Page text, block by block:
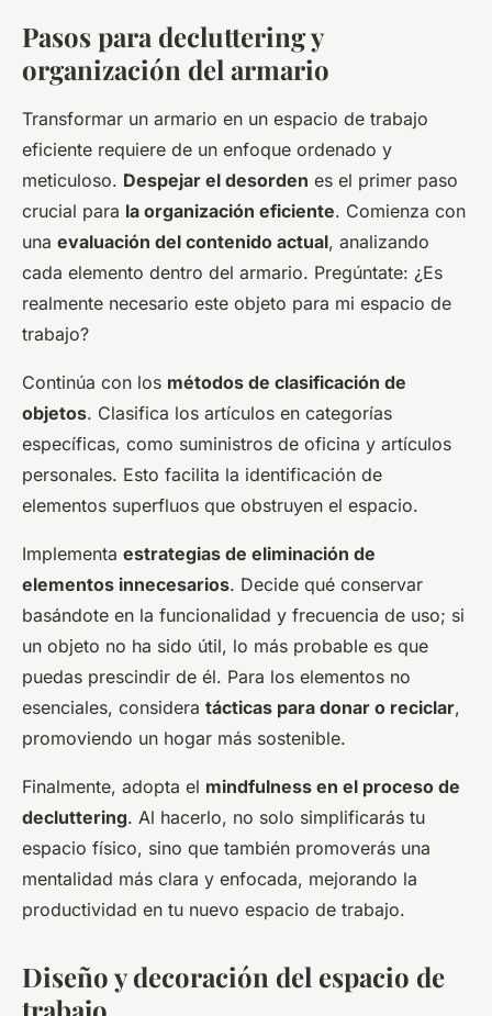
Pasos para decluttering y
organización del armario
Transformar un armario en un espacio de trabajo
eficiente requiere de un enfoque ordenado y
meticuloso. Despejar el desorden es el primer paso
crucial para la organización eficiente. Comienza con
una evaluación del contenido actual, analizando
cada elemento dentro del armario. Pregúntate: ¿Es
realmente necesario este objeto para mi espacio de
trabajo?
Continúa con los métodos de clasificación de
objetos. Clasifica los artículos en categorías
específicas, como suministros de oficina y artículos
personales. Esto facilita la identificación de
elementos superfluos que obstruyen el espacio.
Implementa estrategias de eliminación de
elementos innecesarios. Decide qué conservar
basándote en la funcionalidad y frecuencia de uso; si
un objeto no ha sido útil, lo más probable es que
puedas prescindir de él. Para los elementos no
esenciales, considera tácticas para donar o reciclar,
promoviendo un hogar más sostenible.
Finalmente, adopta el mindfulness en el proceso de
decluttering. Al hacerlo, no solo simplificarás tu
espacio físico, sino que también promoverás una
mentalidad más clara y enfocada, mejorando la
productividad en tu nuevo espacio de trabajo.
Diseño y decoración del espacio de